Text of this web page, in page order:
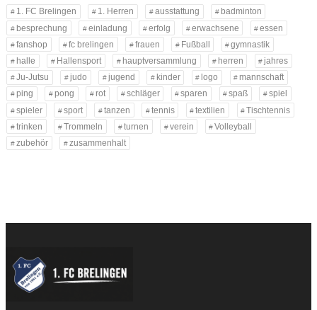
1. FC Brelingen 1. Herren ausstattung
badminton
besprechung
einladung erfolg erwachsene
essen
fanshop
fc brelingen frauen Fußball
gymnastik
halle
Hallensport hauptversammlung herren
jahres
Ju-Jutsu
judo jugend kinder logo
mannschaft
ping
pong rot schläger sparen spaß
spiel
spieler
sport tanzen tennis textilien
Tischtennis
trinken
Trommeln turnen verein
Volleyball
zubehör
zusammenhalt